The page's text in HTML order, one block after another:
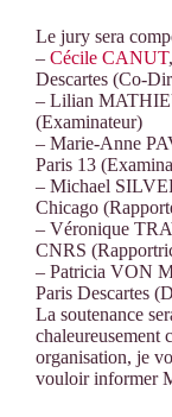
Le jury sera
– Cécile CANUT
Descartes (Co-
– Lilian
(Examinateur)
– Marie-Anne
Paris 13
– Michael
Chicago
– Véronique
CNRS
– Patricia VON
Paris Descartes
La soutenance
chaleureusement
organisation, je
vouloir informer